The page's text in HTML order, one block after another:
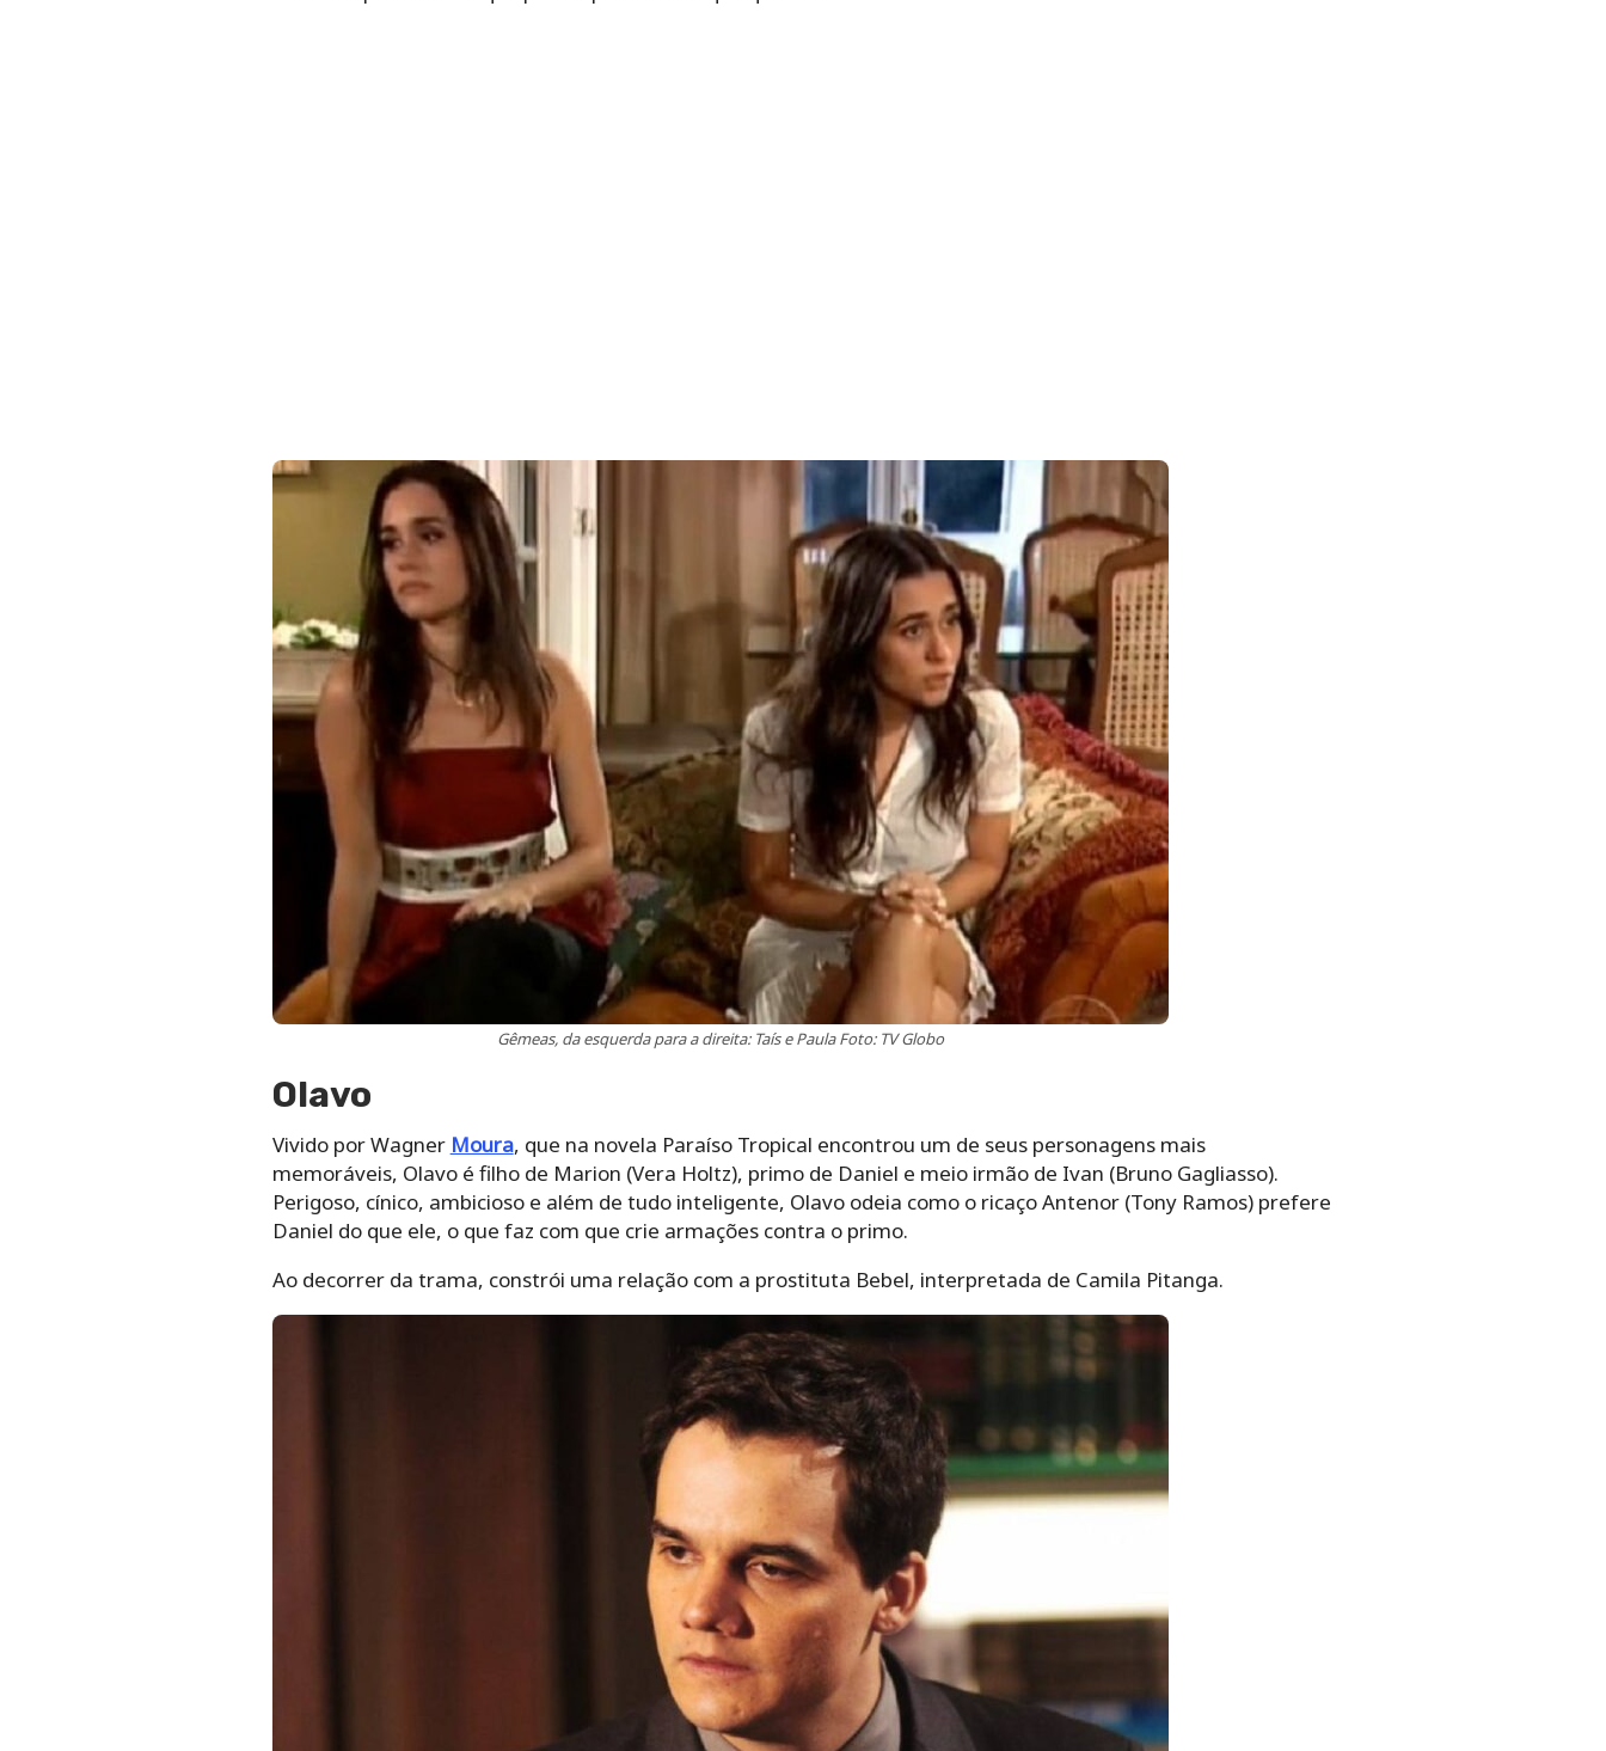
Gêmeas, da esquerda para a direita: Taís e Paula Foto: TV Globo
Olavo
Vivido por Wagner Moura, que na novela Paraíso Tropical encontrou um de seus personagens mais
memoráveis, Olavo é filho de Marion (Vera Holtz), primo de Daniel e meio irmão de Ivan (Bruno Gagliasso).
Perigoso, cínico, ambicioso e além de tudo inteligente, Olavo odeia como o ricaço Antenor (Tony Ramos) prefere
Daniel do que ele, o que faz com que crie armações contra o primo.
Ao decorrer da trama, constrói uma relação com a prostituta Bebel, interpretada de Camila Pitanga.